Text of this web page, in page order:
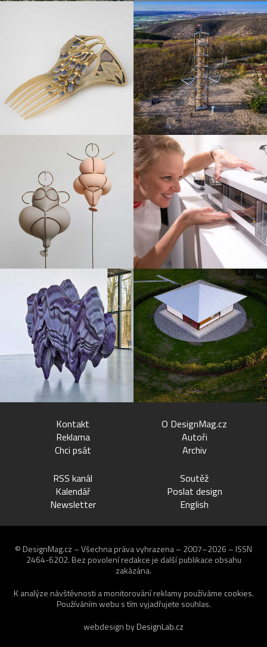
Kontakt
Reklama
Chci psát
O DesignMag.cz
Autoři
Archiv
RSS kanál
Kalendář
Newsletter
Soutěž
Poslat design
English
© DesignMag.cz – Všechna práva vyhrazena – 2007–2026 – ISSN
2464-6202. Bez povolení redakce je další publikace obsahu
zakázána.
K analýze návštěvnosti a monitorování reklamy používáme cookies.
Používáním webu s tím vyjadřujete souhlas.
webdesign byDesignLab.cz